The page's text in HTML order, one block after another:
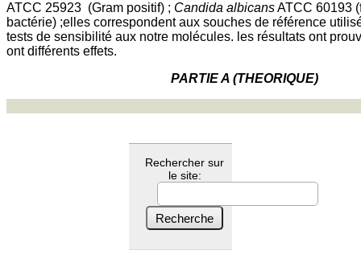
ATCC 25923 (Gram positif) ; Candida albicansATCC 60193
bactérie) ;elles correspondent aux souches de référence
tests de sensibilité aux notre molécules. les résultats ont
ont différents effets.
PARTIE A (THEORIQUE)
Rechercher sur
le site: